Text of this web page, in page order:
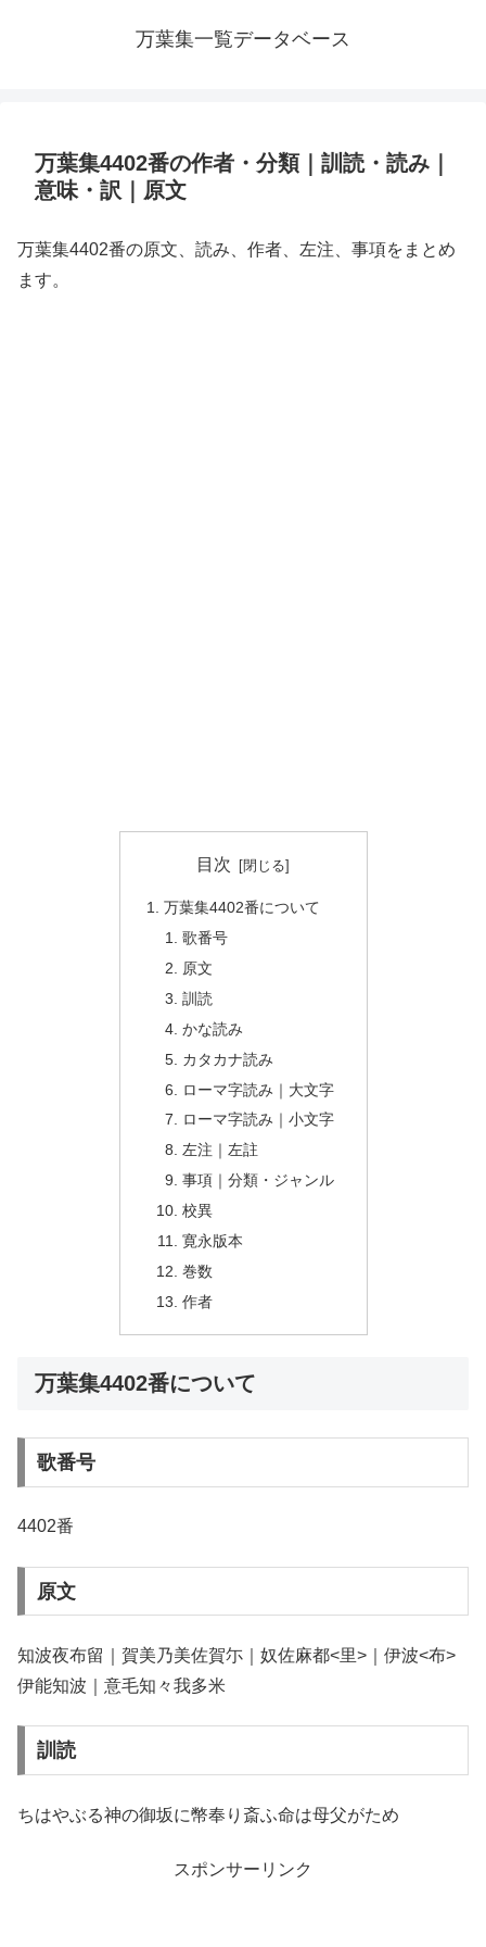
万葉集一覧データベース
万葉集4402番の作者・分類｜訓読・読み｜
意味・訳｜原文
万葉集4402番の原文、読み、作者、左注、事項をまとめ
ます。
目次
万葉集4402番について
歌番号
原文
訓読
かな読み
カタカナ読み
ローマ字読み｜大文字
ローマ字読み｜小文字
左注｜左註
事項｜分類・ジャンル
校異
寛永版本
巻数
作者
万葉集4402番について
歌番号
4402番
原文
知波夜布留｜賀美乃美佐賀尓｜奴佐麻都<里>｜伊波<布>
伊能知波｜意毛知々我多米
訓読
ちはやぶる神の御坂に幣奉り斎ふ命は母父がため
スポンサーリンク